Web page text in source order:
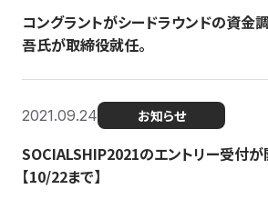
コングラントがシードラウンドの資金
吾氏が取締役就任。
2021.09.24 お知らせ
SOCIALSHIP2021のエントリー受付が
【10/22まで】